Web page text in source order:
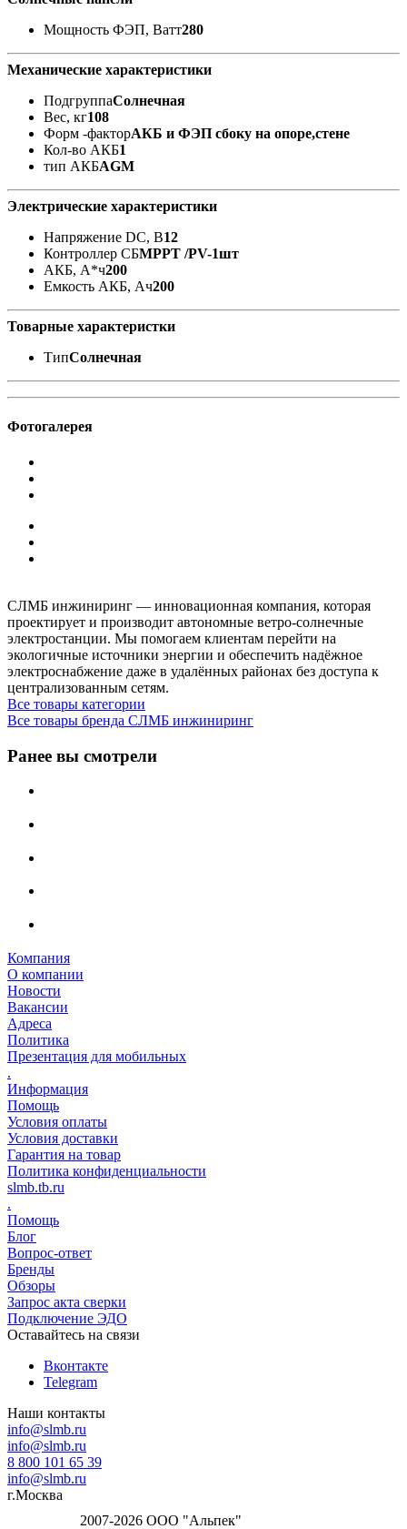
Мощность ФЭП, Ватт280
Механические характеристики
ПодгруппаСолнечная
Вес, кг108
Форм -факторАКБ и ФЭП сбоку на опоре,стене
Кол-во АКБ1
тип АКБAGM
Электрические характеристики
Напряжение DC, В12
Контроллер СБMPPT /PV-1шт
АКБ, А*ч200
Емкость АКБ, Ач200
Товарные характеристки
ТипСолнечная
Фотогалерея
СЛМБ инжиниринг — инновационная компания, которая
проектирует и производит автономные ветро‑солнечные
электростанции. Мы помогаем клиентам перейти на
экологичные источники энергии и обеспечить надёжное
электроснабжение даже в удалённых районах без доступа к
централизованным сетям.
Все товары категории
Все товары бренда СЛМБ инжиниринг
Ранее вы смотрели
Компания
О компании
Новости
Вакансии
Адреса
Политика
Презентация для мобильных
.
Информация
Помощь
Условия оплаты
Условия доставки
Гарантия на товар
Политика конфиденциальности
slmb.tb.ru
.
Помощь
Блог
Вопрос-ответ
Бренды
Обзоры
Запрос акта сверки
Подключение ЭДО
Оставайтесь на связи
Вконтакте
Telegram
Наши контакты
info@slmb.ru
info@slmb.ru
8 800 101 65 39
info@slmb.ru
г.Москва
2007-2026 ООО "Альпек"